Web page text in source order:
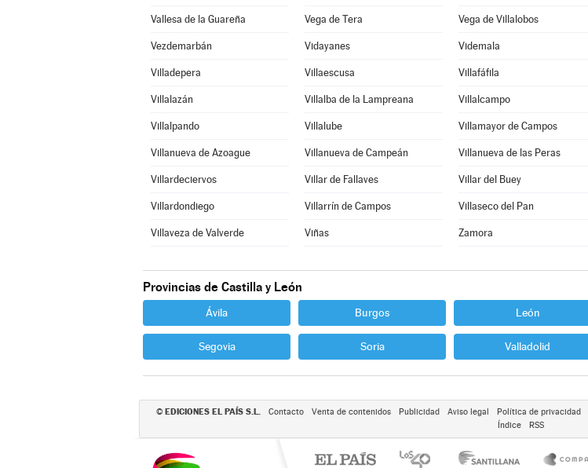
Vallesa de la Guareña Vega de Tera Vega de Villalobos
Vezdemarbán Vidayanes Videmala
Villadepera Villaescusa Villafáfila
Villalazán Villalba de la Lampreana Villalcampo
Villalpando Villalube Villamayor de Campos
Villanueva de Azoague Villanueva de Campeán Villanueva de las Peras
Villardeciervos Villar de Fallaves Villar del Buey
Villardondiego Villarrín de Campos Villaseco del Pan
Villaveza de Valverde Viñas Zamora
Provincias de Castilla y León
Ávila Burgos León
Segovia Soria Valladolid
© EDICIONES EL PAÍS S.L. Contacto Venta de contenidos Publicidad Aviso legal Política de privacidad
Índice
RSS